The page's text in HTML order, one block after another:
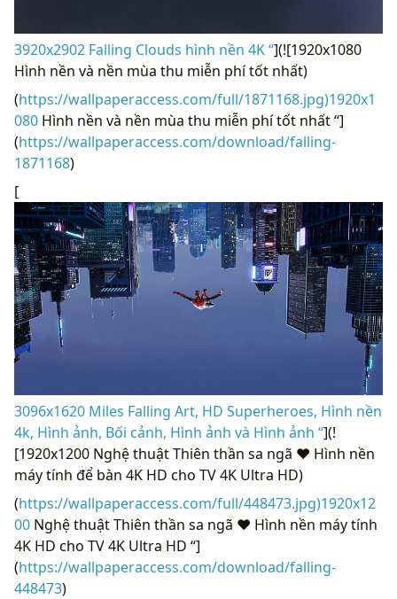
3920x2902 Falling Clouds hình nền 4K “](![1920x1080
Hình nền và nền mùa thu miễn phí tốt nhất)
(https://wallpaperaccess.com/full/1871168.jpg)1920x1
080 Hình nền và nền mùa thu miễn phí tốt nhất “]
(https://wallpaperaccess.com/download/falling-
1871168)
[
3096x1620 Miles Falling Art, HD Superheroes, Hình nền
4k, Hình ảnh, Bối cảnh, Hình ảnh và Hình ảnh “](!
[1920x1200 Nghệ thuật Thiên thần sa ngã ❤ Hình nền
máy tính để bàn 4K HD cho TV 4K Ultra HD)
(https://wallpaperaccess.com/full/448473.jpg)1920x12
00 Nghệ thuật Thiên thần sa ngã ❤ Hình nền máy tính
4K HD cho TV 4K Ultra HD “]
(https://wallpaperaccess.com/download/falling-
448473)